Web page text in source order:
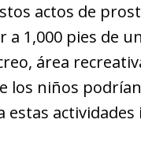
actos de
a 1,000 pies de
área
los niños
estas actividades